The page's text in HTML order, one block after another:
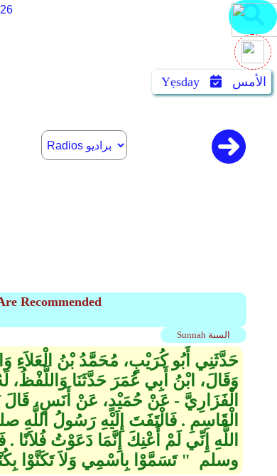
Yẹsday الأمس
Recommended
Sunnah السنة
حَدَّثَنِي أَبُو كُرَيْبٍ، مُحَمَّدُ بْنُ الْعَلاَءِ
وَقَالَ، ابْنُ أَبِي عُمَرَ حَدَّثَنَا وَاللَّفْظُ،
الْفَزَارِيَّ - عَنْ حُمَيْدٍ، عَنْ أَنَسٍ، قَالَ
الْقَاسِمِ ‏.‏ فَالْتَفَتَ إِلَيْهِ رَسُولُ اللَّهِ
اللَّهِ إِنِّي لَمْ أَعْنِكَ إِنَّمَا دَعَوْتُ
وسلم ‏ "‏ تَسَمَّوْا بِاسْمِي وَلاَ تَكَنَّوْا